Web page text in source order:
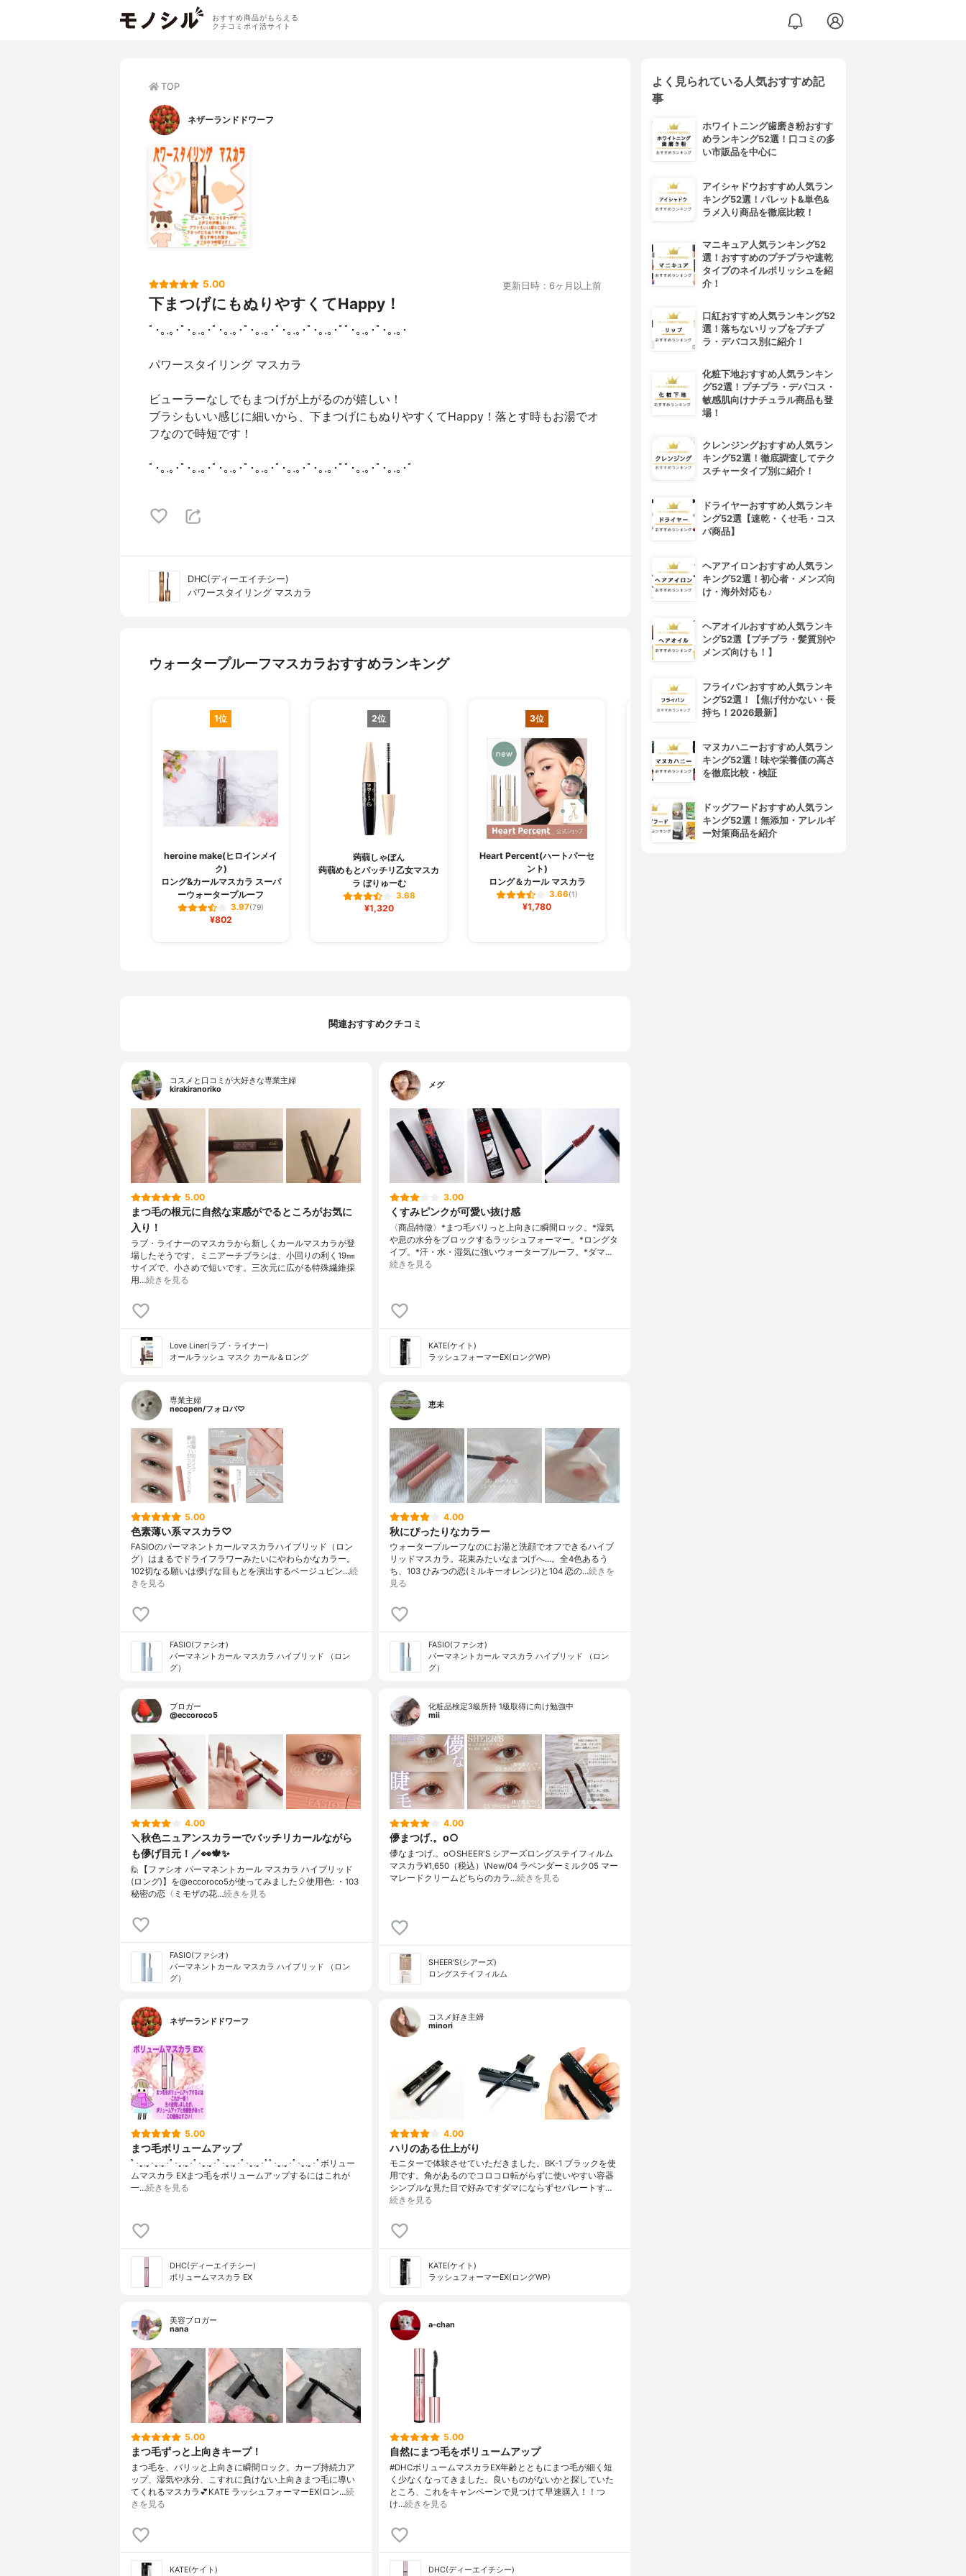
おすすめ商品がもらえる
クチコミポイ活サイト
TOP
ネザーランドドワーフ
5.00 更新日時：6ヶ月以上前
下まつげにもぬりやすくてHappy！
ﾟ･｡.｡･ﾟ･｡.｡･ﾟ･｡.｡･ﾟ･｡.｡･ﾟ･｡.｡･ﾟ･｡.｡･ﾟﾟ･｡.｡･ﾟ･｡.｡･
パワースタイリング マスカラ
ビューラーなしでもまつげが上がるのが嬉しい！
ブラシもいい感じに細いから、下まつげにもぬりやすくてHappy！落とす時もお湯でオ
フなので時短です！
ﾟ･｡.｡･ﾟ･｡.｡･ﾟ･｡.｡･ﾟ･｡.｡･ﾟ･｡.｡･ﾟ･｡.｡･ﾟﾟ･｡.｡･ﾟ･｡.｡･ﾟ
DHC(ディーエイチシー)
パワースタイリング マスカラ
ウォータープルーフマスカラおすすめランキング
1位
heroine make(ヒロインメイ
ク)
ロング&カールマスカラ スーパ
ーウォータープルーフ
3.97(79)
¥802
2位
蒟蒻しゃぼん
蒟蒻めもとパッチリ乙女マスカ
ラ ぼりゅーむ
3.68
¥1,320
3位
Heart Percent(ハートパーセ
ント)
ロング＆カール マスカラ
3.66(1)
¥1,780
関連おすすめクチコミ
コスメと口コミが大好きな専業主婦
kirakiranoriko
5.00
まつ毛の根元に自然な束感がでるところがお気に
入り！
ラブ・ライナーのマスカラから新しくカールマスカラが登
場したそうです。ミニアーチブラシは、小回りの利く19㎜
サイズで、小さめで短いです。三次元に広がる特殊繊維採
用…続きを見る
Love Liner(ラブ・ライナー)
オールラッシュ マスク カール＆ロング
メグ
3.00
くすみピンクが可愛い抜け感
〈商品特徵〉*まつ毛バリっと上向きに瞬間ロック。*湿気
や息の水分をブロックするラッシュフォーマー。*ロングタ
イプ。*汗・水・湿気に強いウォータープルーフ。*ダマ…
続きを見る
KATE(ケイト)
ラッシュフォーマーEX(ロングWP)
専業主婦
necopen/フォロバ♡
5.00
色素薄い系マスカラ♡
FASIOのパーマネントカールマスカラハイブリッド（ロン
グ）はまるでドライフラワーみたいにやわらかなカラー。
102切なる願いは儚げな目もとを演出するベージュピン…続
きを見る
FASIO(ファシオ)
パーマネントカール マスカラ ハイブリッド （ロン
グ）
恵未
4.00
秋にぴったりなカラー
ウォータープルーフなのにお湯と洗顔でオフできるハイブ
リッドマスカラ。花束みたいなまつげへ…。全4色あるう
ち、103 ひみつの恋(ミルキーオレンジ)と104 恋の…続きを
見る
FASIO(ファシオ)
パーマネントカール マスカラ ハイブリッド （ロン
グ）
ブロガー
@eccoroco5
4.00
＼秋色ニュアンスカラーでバッチリカールながら
も儚げ目元！／👀🍁✨
⁡🙋【ファシオ パーマネントカール マスカラ ハイブリッド
(ロング)】を@eccoroco5が使ってみました🎈⁡⁡⁡⁡⁡使用色: ・103
秘密の恋〈ミモザの花…続きを見る
FASIO(ファシオ)
パーマネントカール マスカラ ハイブリッド （ロン
グ）
化粧品検定3級所持 1級取得に向け勉強中
mii
4.00
儚まつげ.。o○
儚なまつげ.。o○SHEER'S シアーズロングステイフィルム
マスカラ¥1,650（税込）\New/04 ラベンダーミルク05 マー
マレードクリームどちらのカラ…続きを見る
SHEER'S(シアーズ)
ロングステイフィルム
ネザーランドドワーフ
5.00
まつ毛ボリュームアップ
ﾟ･｡.｡･｡.｡･ﾟ･｡.｡･ﾟ･｡.｡･ﾟ･｡.｡･ﾟ･｡.｡･ﾟﾟ･｡.｡･ﾟ･｡.｡･ﾟボリュー
ムマスカラ EXまつ毛をボリュームアップするにはこれが
一…続きを見る
DHC(ディーエイチシー)
ボリュームマスカラ EX
コスメ好き主婦
minori
4.00
ハリのある仕上がり
モニターで体験させていただきました。BK-1 ブラックを使
用です。角があるのでコロコロ転がらずに使いやすい容器
シンプルな見た目で好みですダマにならずセパレートす…
続きを見る
KATE(ケイト)
ラッシュフォーマーEX(ロングWP)
美容ブロガー
nana
5.00
まつ毛ずっと上向きキープ！
まつ毛を、バリッと上向きに瞬間ロック。カーブ持続力ア
ップ、湿気や水分、こすれに負けない上向きまつ毛に導い
てくれるマスカラ💕KATE ラッシュフォーマーEX(ロン…続
きを見る
KATE(ケイト)
a-chan
5.00
自然にまつ毛をボリュームアップ
#DHCボリュームマスカラEX年齢とともにまつ毛が細く短
く少なくなってきました。良いものがないかと探していた
ところ、これをキャンペーンで見つけて早速購入！！つ
け…続きを見る
DHC(ディーエイチシー)
よく見られている人気おすすめ記
事
ホワイトニング歯磨き粉おすす
めランキング52選！口コミの多
い市販品を中心に
アイシャドウおすすめ人気ラン
キング52選！パレット&単色&
ラメ入り商品を徹底比較！
マニキュア人気ランキング52
選！おすすめのプチプラや速乾
タイプのネイルポリッシュを紹
介！
口紅おすすめ人気ランキング52
選！落ちないリップをプチプ
ラ・デパコス別に紹介！
化粧下地おすすめ人気ランキン
グ52選！プチプラ・デパコス・
敏感肌向けナチュラル商品も登
場！
クレンジングおすすめ人気ラン
キング52選！徹底調査してテク
スチャータイプ別に紹介！
ドライヤーおすすめ人気ランキ
ング52選【速乾・くせ毛・コス
パ商品】
ヘアアイロンおすすめ人気ラン
キング52選！初心者・メンズ向
け・海外対応も♪
ヘアオイルおすすめ人気ランキ
ング52選【プチプラ・髪質別や
メンズ向けも！】
フライパンおすすめ人気ランキ
ング52選！【焦げ付かない・長
持ち！2026最新】
マヌカハニーおすすめ人気ラン
キング52選！味や栄養価の高さ
を徹底比較・検証
ドッグフードおすすめ人気ラン
キング52選！無添加・アレルギ
ー対策商品を紹介